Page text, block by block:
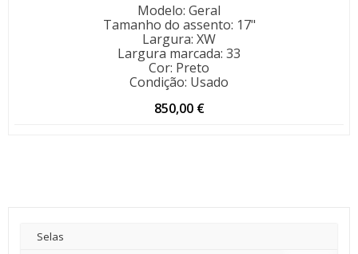
Modelo: Geral
Tamanho do assento: 17"
Largura: XW
Largura marcada: 33
Cor: Preto
Condição: Usado
850,00 €
Selas